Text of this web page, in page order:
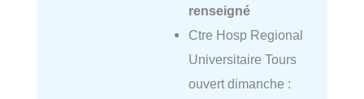
renseigné
Ctre Hosp Regional
Universitaire Tours
ouvert dimanche :